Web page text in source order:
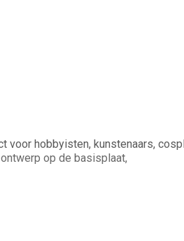
hobbyisten, kunstenaars,
op de basisplaat,